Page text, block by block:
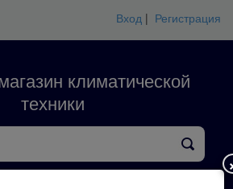
Вход | Регистрация
климатической
техники